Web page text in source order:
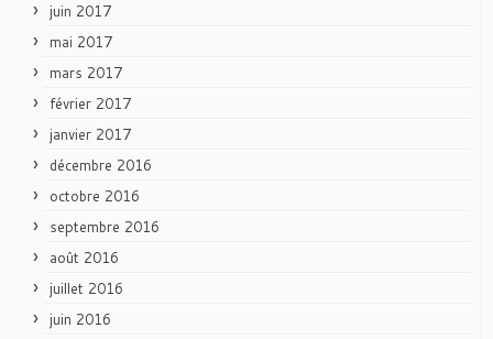
juin 2017
mai 2017
mars 2017
février 2017
janvier 2017
décembre 2016
octobre 2016
septembre 2016
août 2016
juillet 2016
juin 2016